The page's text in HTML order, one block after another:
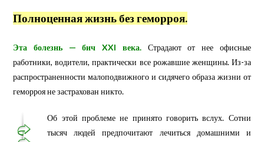
Полноценная жизнь без геморроя.
Эта болезнь — бич XXI века.Страдают от нее офисные
работники, водители, практически все рожавшие женщины. Из-за
распространенности малоподвижного и сидячего образа жизни от
геморроя не застрахован никто.
Об этой проблеме не принято говорить вслух. Сотни
тысяч людей предпочитают лечиться домашними и